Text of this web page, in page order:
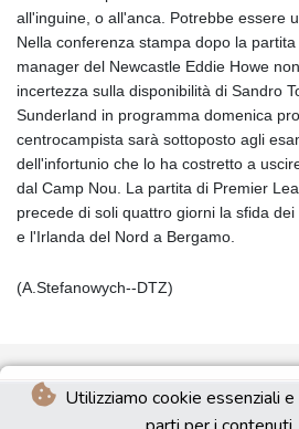
Utilizziamo cookie essenziali
all'inguine, o all'anca. Potrebbe essere
Nella conferenza stampa dopo la
manager del Newcastle Eddie Howe
incertezza sulla disponibilità di Sandro
Sunderland in programma domenica
centrocampista sarà sottoposto agli
dell'infortunio che lo ha costretto a
dal Camp Nou. La partita di Premier
precede di soli quattro giorni la sfida
e l'Irlanda del Nord a Bergamo.
(A.Stefanowych--DTZ)